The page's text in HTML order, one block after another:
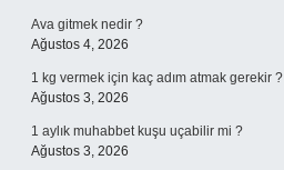
Ava gitmek nedir ?
Ağustos 4, 2026
1 kg vermek için kaç adım atmak gerekir ?
Ağustos 3, 2026
1 aylık muhabbet kuşu uçabilir mi ?
Ağustos 3, 2026